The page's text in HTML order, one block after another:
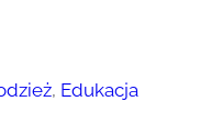
, Edukacja